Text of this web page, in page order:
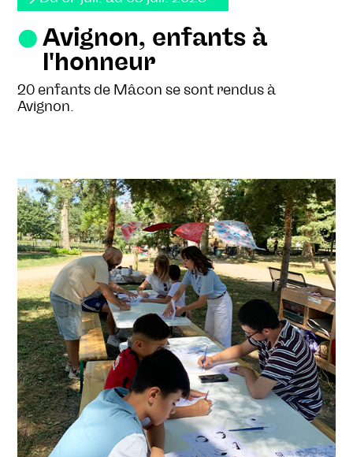
Avignon, enfants à
l'honneur
20 enfants de Mâcon se sont rendus à
Avignon.